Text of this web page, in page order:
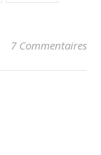
7 Commentaires